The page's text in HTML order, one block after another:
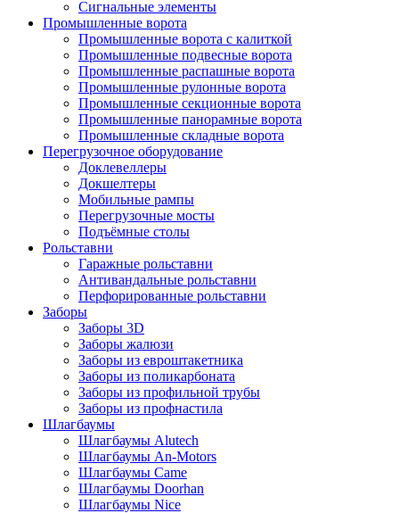
Сигнальные элементы
Промышленные ворота
Промышленные ворота с калиткой
Промышленные подвесные ворота
Промышленные распашные ворота
Промышленные рулонные ворота
Промышленные секционные ворота
Промышленные панорамные ворота
Промышленные складные ворота
Перегрузочное оборудование
Доклевеллеры
Докшелтеры
Мобильные рампы
Перегрузочные мосты
Подъёмные столы
Рольставни
Гаражные рольставни
Антивандальные рольставни
Перфорированные рольставни
Заборы
Заборы 3D
Заборы жалюзи
Заборы из евроштакетника
Заборы из поликарбоната
Заборы из профильной трубы
Заборы из профнастила
Шлагбаумы
Шлагбаумы Alutech
Шлагбаумы An-Motors
Шлагбаумы Came
Шлагбаумы Doorhan
Шлагбаумы Nice